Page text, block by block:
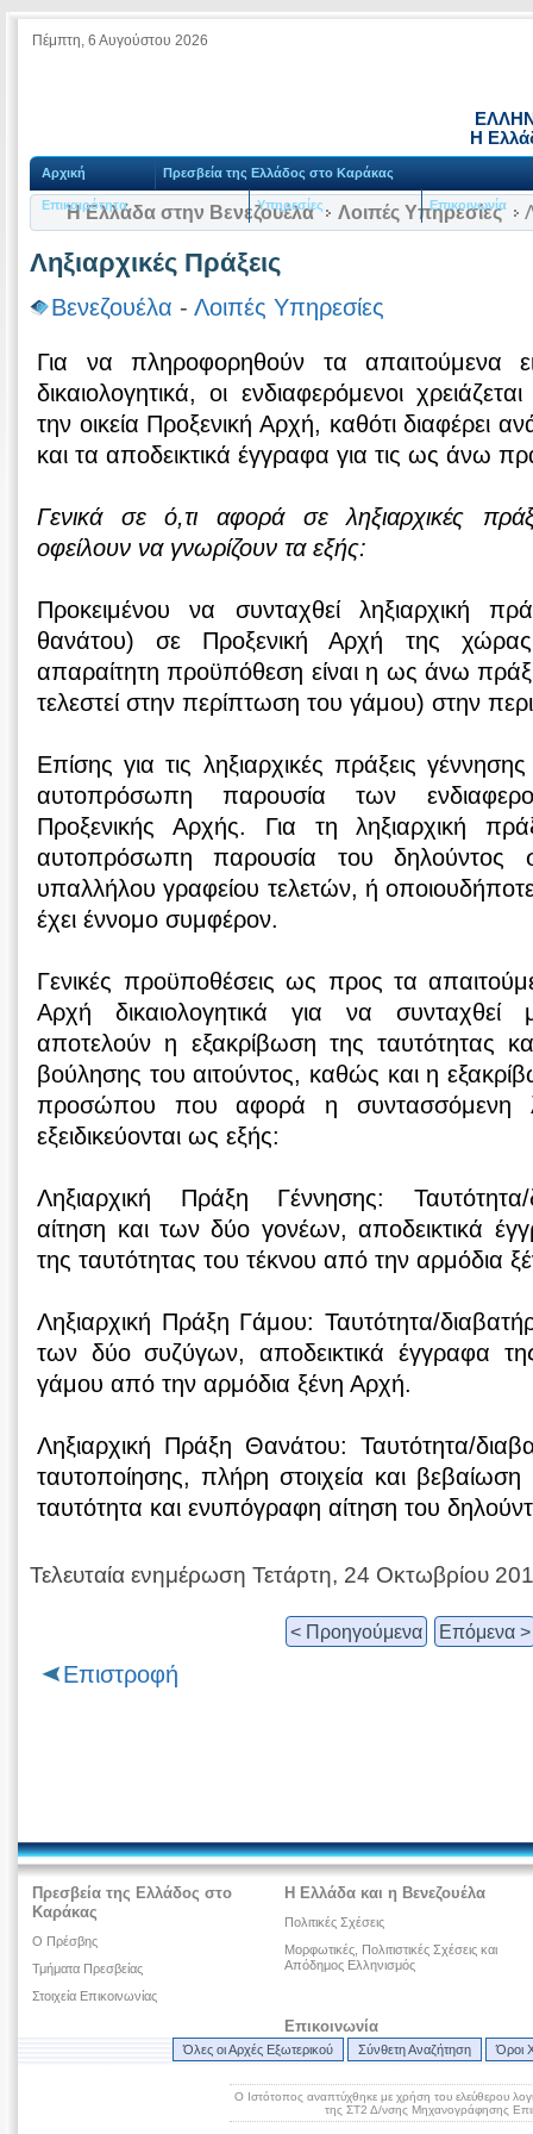
Πέμπτη, 6 Αυγούστου 2026
Η
Αρχική Πρεσβεία της Ελλάδος στο Καράκας
Επικαιρότητα Υπηρεσίες Επικοινωνία
Η Ελλάδα στην Βενεζουέλα Λοιπές Υπηρεσίες
Ληξιαρχικές Πράξεις
Βενεζουέλα - Λοιπές Υπηρεσίες
Για να πληροφορηθούν τα απαιτούμενα
δικαιολογητικά, οι ενδιαφερόμενοι
την οικεία Προξενική Αρχή, καθότι διαφέρει
και τα αποδεικτικά έγγραφα για τις ως άνω
Γενικά σε ό,τι αφορά σε ληξιαρχικές
οφείλουν να γνωρίζουν τα εξής:
Προκειμένου να συνταχθεί ληξιαρχική
θανάτου) σε Προξενική Αρχή της
απαραίτητη προϋπόθεση είναι η ως άνω
τελεστεί στην περίπτωση του γάμου) στην
Επίσης για τις ληξιαρχικές πράξεις
αυτοπρόσωπη παρουσία των
Προξενικής Αρχής. Για τη ληξιαρχική
αυτοπρόσωπη παρουσία του δηλούντος
υπαλλήλου γραφείου τελετών, ή
έχει έννομο συμφέρον.
Γενικές προϋποθέσεις ως προς τα
Αρχή δικαιολογητικά για να συνταχθεί
αποτελούν η εξακρίβωση της ταυτότητας
βούλησης του αιτούντος, καθώς και η
προσώπου που αφορά η συντασσόμενη
εξειδικεύονται ως εξής:
Ληξιαρχική Πράξη Γέννησης: Ταυτότητα/
αίτηση και των δύο γονέων, αποδεικτικά
της ταυτότητας του τέκνου από την αρμόδια
Ληξιαρχική Πράξη Γάμου: Ταυτότητα/
των δύο συζύγων, αποδεικτικά έγγραφα
γάμου από την αρμόδια ξένη Αρχή.
Ληξιαρχική Πράξη Θανάτου: Ταυτότητα/
ταυτοποίησης, πλήρη στοιχεία και
ταυτότητα και ενυπόγραφη αίτηση του
Τελευταία ενημέρωση Τετάρτη, 24 Οκτωβρίου
< Προηγούμενα Επόμενα >
Επιστροφή
Πρεσβεία της Ελλάδος στο
Καράκας
Ο Πρέσβης
Τμήματα Πρεσβείας
Στοιχεία Επικοινωνίας
Η Ελλάδα και η Βενεζουέλα
Πολιτικές Σχέσεις
Μορφωτικές, Πολιτιστικές Σχέσεις και
Απόδημος Ελληνισμός
Επικοινωνία
Όλες οι Αρχές Εξωτερικού Σύνθετη Αναζήτηση Όροι
Ο Ιστότοπος αναπτύχθηκε με χρήση του ελεύθερου
της ΣΤ2 Δ/νσης Μηχανογράφησης